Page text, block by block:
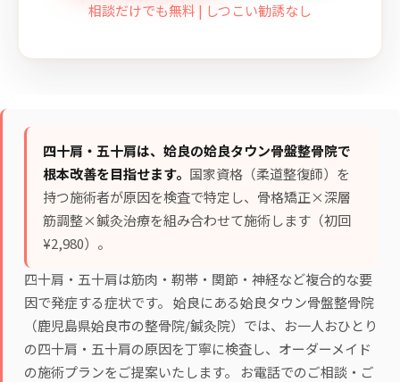
相談だけでも無料 | しつこい勧誘なし
四十肩・五十肩は、姶良の姶良タウン骨盤整骨院で
根本改善を目指せます。 国家資格（柔道整復師）を
持つ施術者が原因を検査で特定し、 骨格矯正×深層
筋調整×鍼灸治療を組み合わせて施術します（初回
¥2,980）。
四十肩・五十肩は筋肉・靭帯・関節・神経など複合的な要
因で発症する症状です。 姶良にある姶良タウン骨盤整骨院
（鹿児島県姶良市の整骨院/鍼灸院）では、お一人おひとり
の四十肩・五十肩の原因を丁寧に検査し、オーダーメイド
の施術プランをご提案いたします。 お電話でのご相談・ご